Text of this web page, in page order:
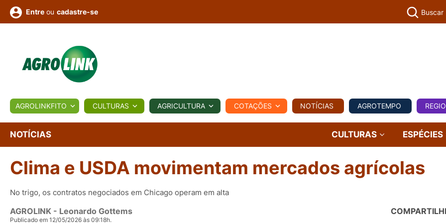
BIOLÓGICOS COTAÇÕES NOTÍCIAS AGROTEMPO REGIONAL COMERCIAL AGROVIAGENS
Conversor Colunistas Eventos
e
Vídeos
Entre ou cadastre-se Buscar
AGROLINKFITO CULTURAS AGRICULTURA COTAÇÕES NOTÍCIAS AGROTEMPO
NOTÍCIAS CULTURAS ESPÉCIES
Clima e USDA movimentam mercados agrícolas
No trigo, os contratos negociados em Chicago operam em alta
AGROLINK - Leonardo Gottems
Publicado em 12/05/2026 às 09:18h.